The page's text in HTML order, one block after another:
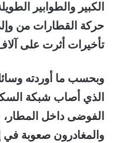
الكبير والطوابير
حركة القطارات من
تأخيرات أثرت على
وبحسب ما أوردته
الذي أصاب شبكة
الفوضى داخل
والمغادرون صعوبة في